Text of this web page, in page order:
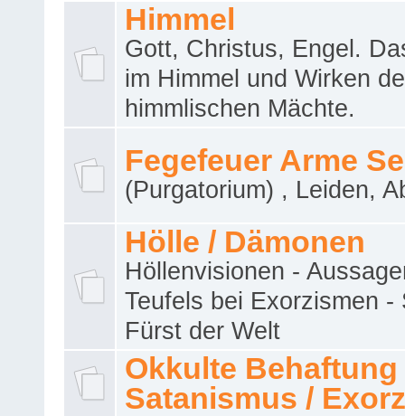
Himmel
Gott, Christus, Engel.
im Himmel und Wirken
himmlischen Mächte.
Fegefeuer Arme
(Purgatorium) , Leiden,
Hölle / Dämonen
Höllenvisionen -
Teufels bei Exorzismen -
Fürst der Welt
Okkulte Behaftung
Satanismus /